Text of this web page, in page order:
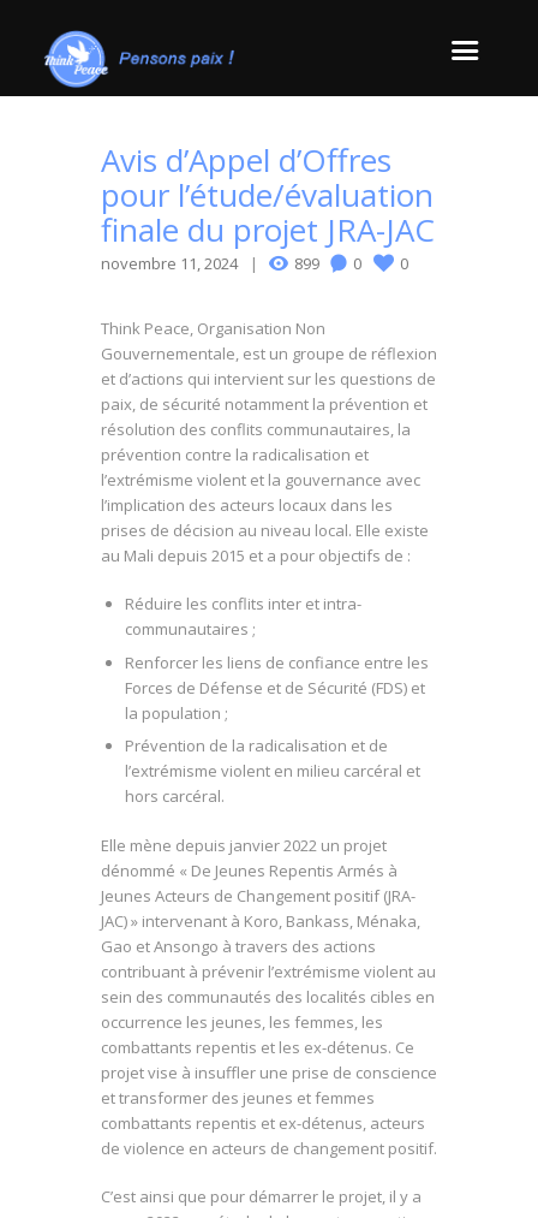
Avis d’Appel d’Offres
pour l’étude/évaluation
finale du projet JRA-JAC
novembre 11, 2024 899 0 0
Think Peace, Organisation Non
Gouvernementale, est un groupe de réflexion
et d’actions qui intervient sur les questions de
paix, de sécurité notamment la prévention et
résolution des conflits communautaires, la
prévention contre la radicalisation et
l’extrémisme violent et la gouvernance avec
l’implication des acteurs locaux dans les
prises de décision au niveau local. Elle existe
au Mali depuis 2015 et a pour objectifs de :
Réduire les conflits inter et intra-
communautaires ;
Renforcer les liens de confiance entre les
Forces de Défense et de Sécurité (FDS) et
la population ;
Prévention de la radicalisation et de
l’extrémisme violent en milieu carcéral et
hors carcéral.
Elle mène depuis janvier 2022 un projet
dénommé « De Jeunes Repentis Armés à
Jeunes Acteurs de Changement positif (JRA-
JAC) » intervenant à Koro, Bankass, Ménaka,
Gao et Ansongo à travers des actions
contribuant à prévenir l’extrémisme violent au
sein des communautés des localités cibles en
occurrence les jeunes, les femmes, les
combattants repentis et les ex-détenus. Ce
projet vise à insuffler une prise de conscience
et transformer des jeunes et femmes
combattants repentis et ex-détenus, acteurs
de violence en acteurs de changement positif.
C’est ainsi que pour démarrer le projet, il y a